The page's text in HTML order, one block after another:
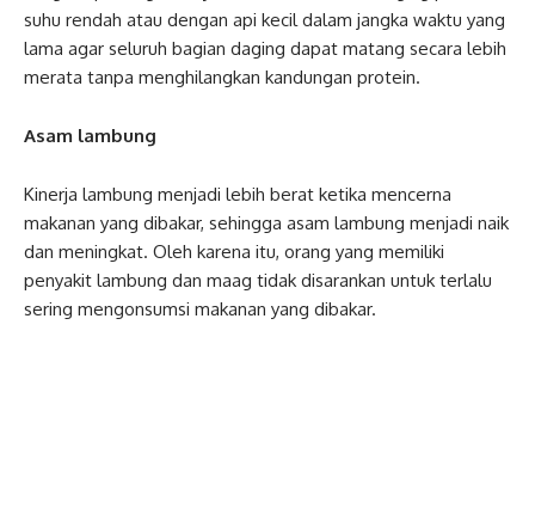
suhu rendah atau dengan api kecil dalam jangka waktu yang
lama agar seluruh bagian daging dapat matang secara lebih
merata tanpa menghilangkan kandungan protein.
Asam lambung
Kinerja lambung menjadi lebih berat ketika mencerna
makanan yang dibakar, sehingga asam lambung menjadi naik
dan meningkat. Oleh karena itu, orang yang memiliki
penyakit lambung dan maag tidak disarankan untuk terlalu
sering mengonsumsi makanan yang dibakar.